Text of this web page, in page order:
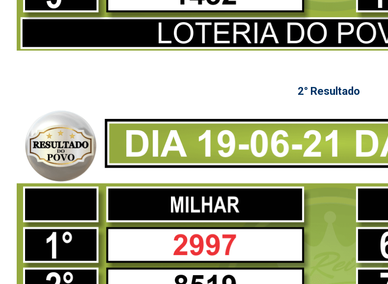
2° Resultado